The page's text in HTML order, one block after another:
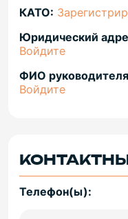
КАТО:
Юридический
Войдите
ФИО
Войдите
Телефон(ы):